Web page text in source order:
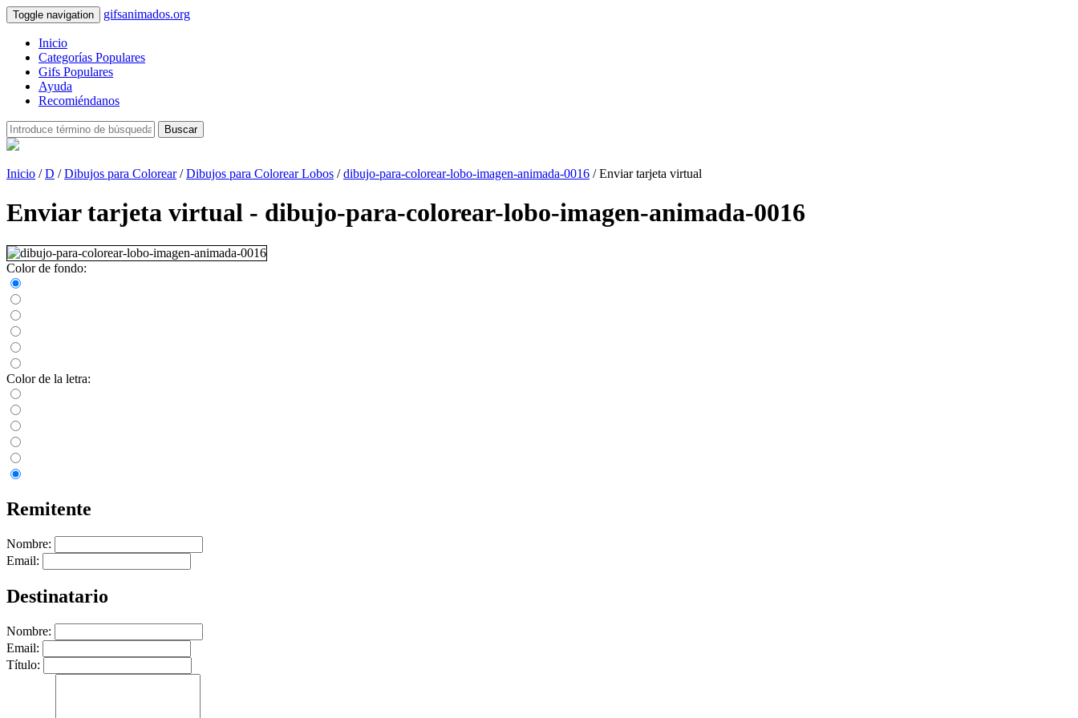
Toggle navigation gifsanimados.org
Inicio
Categorías Populares
Gifs Populares
Ayuda
Recomiéndanos
Buscar
Inicio /D /Dibujos para Colorear/Dibujos para Colorear Lobos /dibujo-para-colorear-lobo-imagen-animada-0016 / Enviar tarjeta virtual
Enviar tarjeta virtual - dibujo-para-colorear-lobo-imagen-animada-0016
Color de fondo:
Color de la letra:
Remitente
Nombre:
Email:
Destinatario
Nombre:
Email:
Título: